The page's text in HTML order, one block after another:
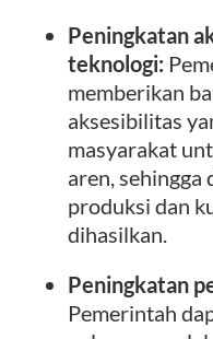
Peningkatan
teknologi:
memberikan
aksesibilitas
masyarakat
aren, sehingga
produksi dan
dihasilkan.
Peningkatan
Pemerintah